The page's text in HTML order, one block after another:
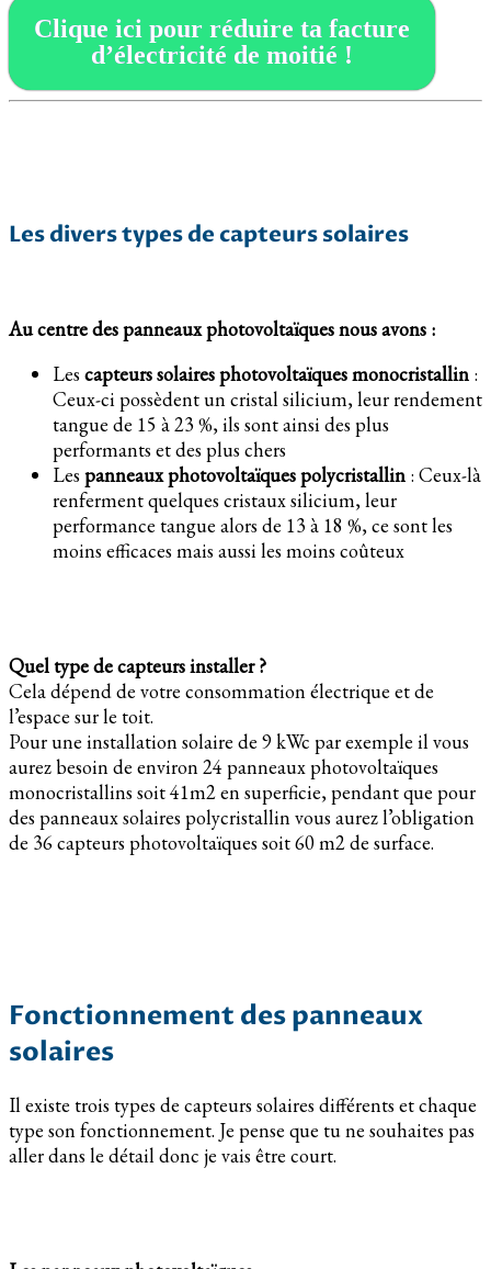
Clique ici pour réduire ta facture
d’électricité de moitié !
Les divers types de capteurs solaires
Au centre des panneaux photovoltaïques nous avons :
Les capteurs solaires photovoltaïques monocristallin :
Ceux-ci possèdent un cristal silicium, leur rendement
tangue de 15 à 23 %, ils sont ainsi des plus
performants et des plus chers
Les panneaux photovoltaïques polycristallin : Ceux-là
renferment quelques cristaux silicium, leur
performance tangue alors de 13 à 18 %, ce sont les
moins efficaces mais aussi les moins coûteux
Quel type de capteurs installer ?
Cela dépend de votre consommation électrique et de
l’espace sur le toit.
Pour une installation solaire de 9 kWc par exemple il vous
aurez besoin de environ 24 panneaux photovoltaïques
monocristallins soit 41m2 en superficie, pendant que pour
des panneaux solaires polycristallin vous aurez l’obligation
de 36 capteurs photovoltaïques soit 60 m2 de surface.
Fonctionnement des panneaux
solaires
Il existe trois types de capteurs solaires différents et chaque
type son fonctionnement. Je pense que tu ne souhaites pas
aller dans le détail donc je vais être court.